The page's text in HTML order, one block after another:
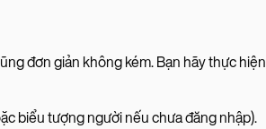
đơn giản không kém. Bạn hãy thực hiện
biểu tượng người nếu chưa đăng nhập).